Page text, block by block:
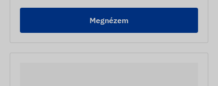
Megnézem